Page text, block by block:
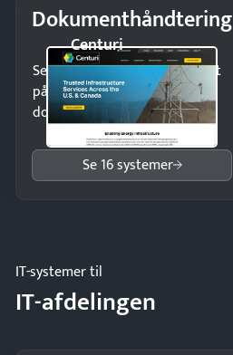
Dokumenthåndtering
Centuri
Send kontrakter til underskrift
på minutter og mist ingen
dokumenter.
Se 16 systemer
IT-systemer til
IT-afdelingen